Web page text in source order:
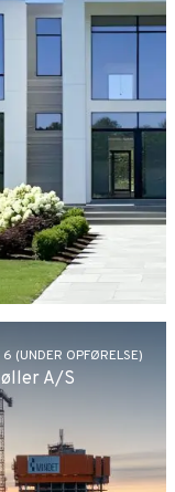
6 (UNDER OPFØRELSE)
A/S